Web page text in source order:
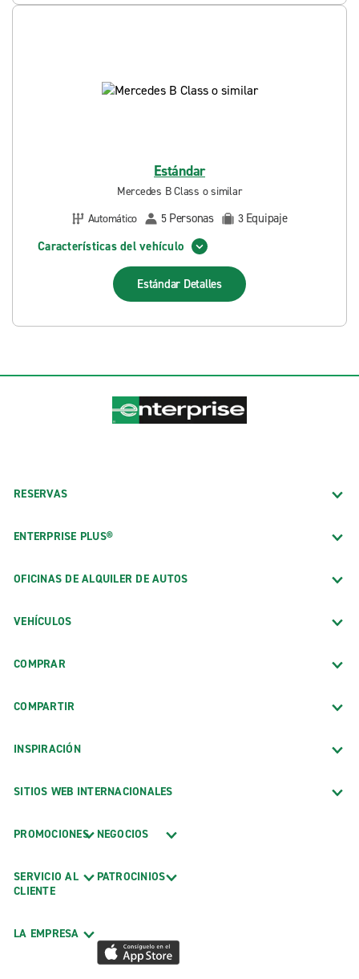
Estándar
Mercedes B Class o similar
Automático
5 Personas 3 Equipaje
Características del vehículo
Estándar Detalles
RESERVAS
ENTERPRISE PLUS®
OFICINAS DE ALQUILER DE AUTOS
VEHÍCULOS
COMPRAR
COMPARTIR
INSPIRACIÓN
SITIOS WEB INTERNACIONALES
PROMOCIONES
SERVICIO AL
CLIENTE
LA EMPRESA
NEGOCIOS
PATROCINIOS